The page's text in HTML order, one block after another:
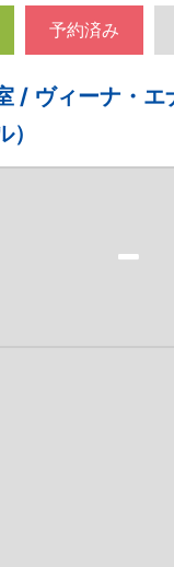
予約済み
/ ヴィーナ・エ